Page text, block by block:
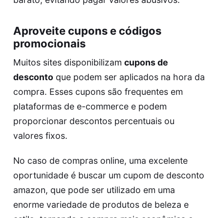
Aproveite cupons e códigos
promocionais
Muitos sites disponibilizam cupons de
descontoque podem ser aplicados na hora da
compra. Esses cupons são frequentes em
plataformas de e-commerce e podem
proporcionar descontos percentuais ou
valores fixos.
No caso de compras online, uma excelente
oportunidade é buscar um cupom de desconto
amazon, que pode ser utilizado em uma
enorme variedade de produtos de beleza e